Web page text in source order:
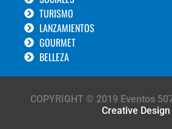
TURISMO
LANZAMIENTOS
GOURMET
BELLEZA
COPYRIGHT © 2019 Eventos
Creative Design